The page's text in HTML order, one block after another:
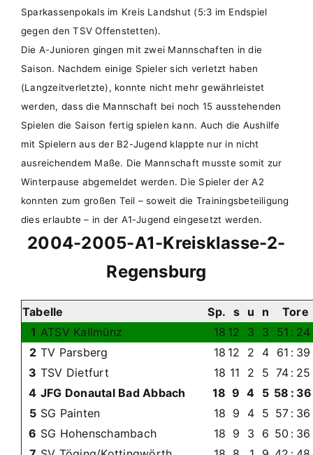
Sparkassenpokals im Kreis Landshut (5:3 im Endspiel
gegen den TSV Offenstetten).
Die A-Junioren gingen mit zwei Mannschaften in die
Saison. Nachdem einige Spieler sich verletzt haben
(Langzeitverletzte), konnte nicht mehr gewährleistet
werden, dass die Mannschaft bei noch 15 ausstehenden
Spielen die Saison fertig spielen kann. Auch die Aushilfe
mit Spielern aus der B2-Jugend klappte nur in nicht
ausreichendem Maße. Die Mannschaft musste somit zur
Winterpause abgemeldet werden. Die Spieler der A2
konnten zum großen Teil – soweit die Trainingsbeteiligung
dies erlaubte – in der A1-Jugend eingesetzt werden.
2004-2005-A1-Kreisklasse-2-
Regensburg
Tabelle Sp. s u n
1 ATSV Kallmünz 18 12 3 3 51 : 24
2 TV Parsberg 18 12 2 4 61 : 39
3 TSV Dietfurt 18 11 2 5 74 : 25
4 JFG Donautal Bad Abbach 18 9 4 5 58 : 36
5 SG Painten 18 9 4 5 57 : 36
6 SG Hohenschambach 18 9 3 6 50 : 36